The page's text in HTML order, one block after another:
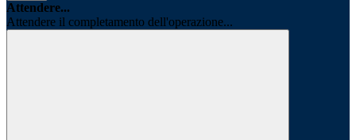
Attendere...
Attendere il completamento dell'operazione...